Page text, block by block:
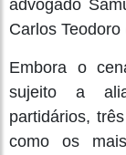
advogado
Carlos Teodoro
Embora o
sujeito a
partidários,
como os